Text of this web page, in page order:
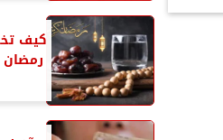
كيف
رمضان